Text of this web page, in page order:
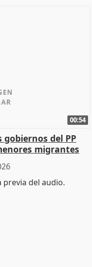
00:54
gobiernos del PP
migrantes